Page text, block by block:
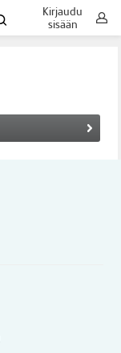
Kirjaudu
sisään